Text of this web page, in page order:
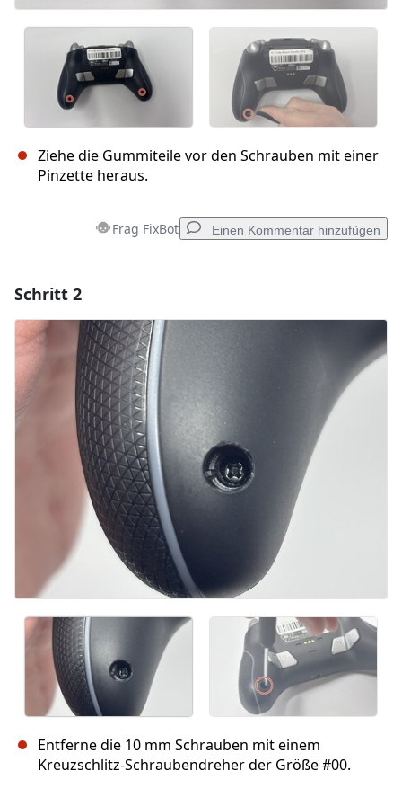
Ziehe die Gummiteile vor den Schrauben mit einer
Pinzette heraus.
Frag FixBot Einen Kommentar hinzufügen
Kommentar hinzufügen
Abbrechen Kommentieren
Schritt 2
Entferne die 10 mm Schrauben mit einem
Kreuzschlitz-Schraubendreher der Größe #00.